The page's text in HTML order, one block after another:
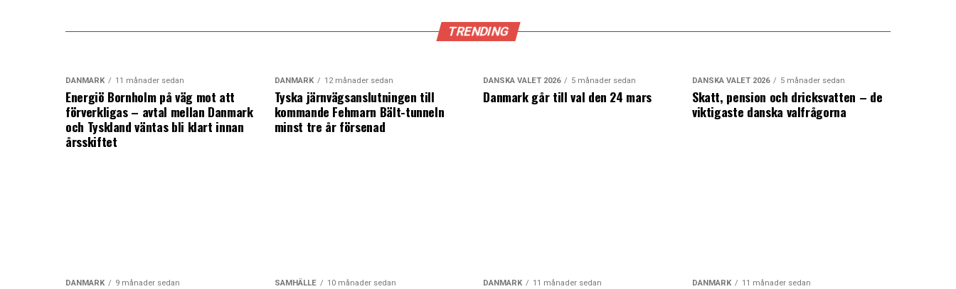
TRENDING
DANMARK 11 månader sedan
Energiö Bornholm på väg mot att
förverkligas – avtal mellan Danmark
och Tyskland väntas bli klart innan
årsskiftet
DANMARK 12 månader sedan
Tyska järnvägsanslutningen till
kommande Fehmarn Bält-tunneln
minst tre år försenad
DANSKA VALET 2026 5 månader sedan
Danmark går till val den 24 mars
DANSKA VALET 2026 5 månader sedan
Skatt, pension och dricksvatten – de
viktigaste danska valfrågorna
DANMARK 9 månader sedan SAMHÄLLE 10 månader sedan DANMARK 11 månader sedan DANMARK 11 månader sedan